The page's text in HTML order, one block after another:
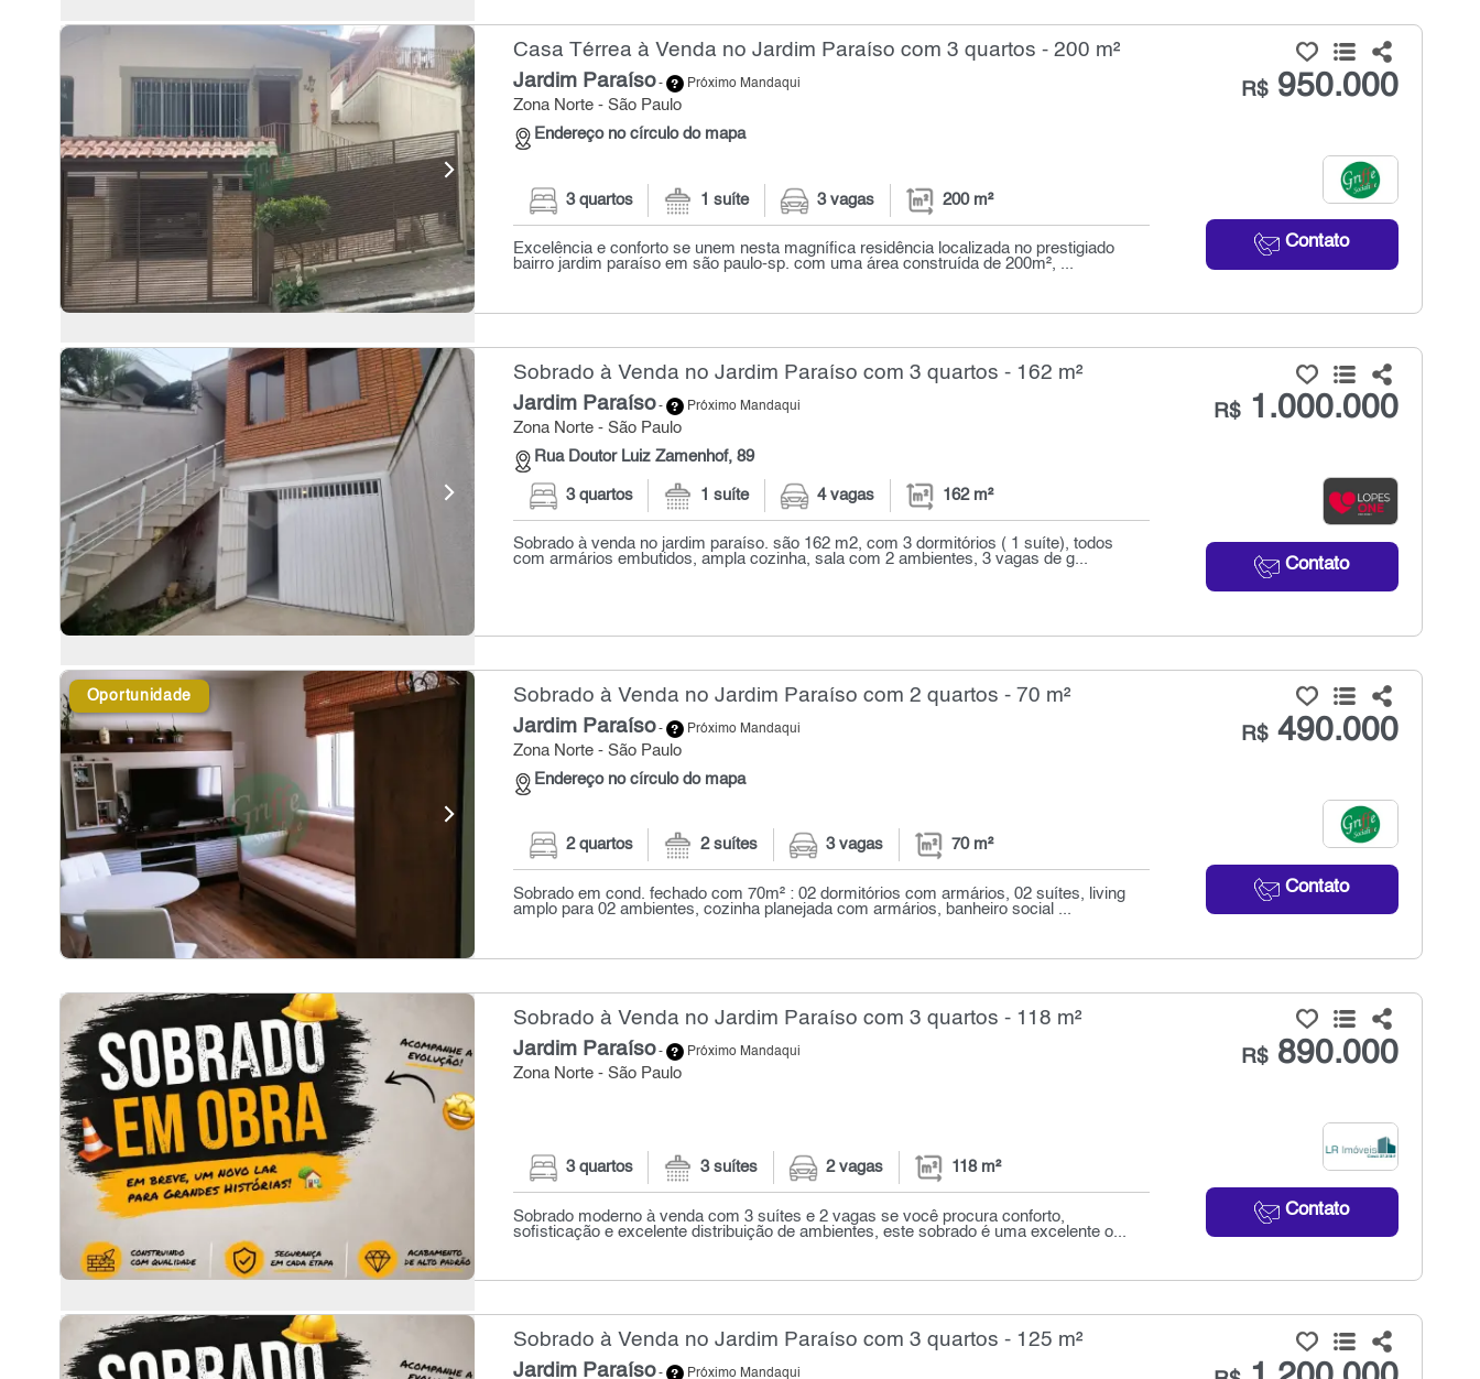
Casa Térrea à Venda no Jardim Paraíso com 3 quartos - 200 m²
Jardim Paraíso- Próximo Mandaqui
Zona Norte - São Paulo
Endereço no círculo do mapa
R$950.000
Contato
3 quartos 1 suíte 3 vagas 200 m²
Excelência e conforto se unem nesta magnífica residência localizada no prestigiado
bairro jardim paraíso em são paulo-sp. com uma área construída de 200m², ...
Sobrado à Venda no Jardim Paraíso com 3 quartos - 162 m²
Jardim Paraíso- Próximo Mandaqui
Zona Norte - São Paulo
Rua Doutor Luiz Zamenhof, 89
R$1.000.000
Contato
3 quartos 1 suíte 4 vagas 162 m²
Sobrado à venda no jardim paraíso. são 162 m2, com 3 dormitórios ( 1 suíte), todos
com armários embutidos, ampla cozinha, sala com 2 ambientes, 3 vagas de g...
Oportunidade Sobrado à Venda no Jardim Paraíso com 2 quartos - 70 m²
Jardim Paraíso- Próximo Mandaqui
Zona Norte - São Paulo
Endereço no círculo do mapa
R$490.000
Contato
2 quartos 2 suítes 3 vagas 70 m²
Sobrado em cond. fechado com 70m² : 02 dormitórios com armários, 02 suítes, living
amplo para 02 ambientes, cozinha planejada com armários, banheiro social ...
Sobrado à Venda no Jardim Paraíso com 3 quartos - 118 m²
Jardim Paraíso- Próximo Mandaqui
Zona Norte - São Paulo
R$890.000
Contato
3 quartos 3 suítes 2 vagas 118 m²
Sobrado moderno à venda com 3 suítes e 2 vagas se você procura conforto,
sofisticação e excelente distribuição de ambientes, este sobrado é uma excelente o...
Sobrado à Venda no Jardim Paraíso com 3 quartos - 125 m²
Jardim Paraíso- Próximo Mandaqui